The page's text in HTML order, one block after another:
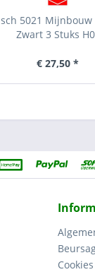
5021 Mijnbouw
Zwart 3 Stuks
€ 27,50 *